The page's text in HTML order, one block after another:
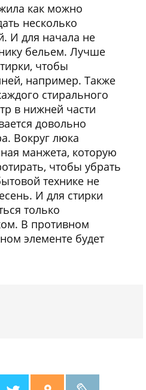
как можно
несколько
И для начала не
бельем. Лучше
чтобы
например. Также
стирального
в нижней части
довольно
Вокруг люка
манжета, которую
чтобы убрать
технике не
И для стирки
только
В противном
элементе будет